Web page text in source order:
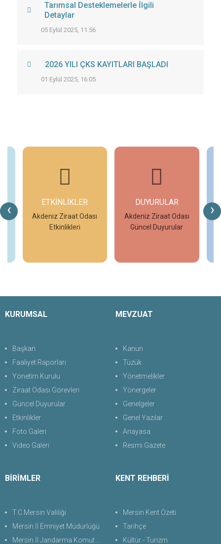
Tarımsal Desteklemelerle İlgili
Detaylar
05 Eylül 2025, 11:56
2026 YILI ÇKS KAYITLARI BAŞLADI
01 Eylül 2025, 16:05
‹ ›
ETKİNLİKLER
Akdeniz Ziraat Odası
Etkinlikleri
DUYURULAR
Akdeniz Ziraat Odası
Güncel Duyurular
KURUMSAL
Başkan
Faaliyet Raporları
Yönetim Kurulu
Ziraat Odası Görevleri
Güncel Duyurular
Etkinlikler
Foto Galeri
Video Galeri
MEVZUAT
Kanun
Tüzük
Yönetmelikler
Yönergeler
Genelgeler
Genel Yazılar
Anayasa
Resmi Gazete
BİRİMLER
T.C Mersin Valiliği
Mersin İl Emniyet Müdürlüğü
Mersin İl Jandarma Komutanlığı
KENT REHBERİ
Mersin Kent Özeti
Tarihçe
Kültür - Turizm